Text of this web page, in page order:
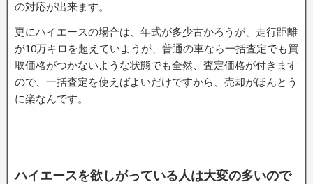
の対応が出来ます。
更にハイエースの場合は、年式が多少古かろうが、走行距離
が10万キロを超えていようが、普通の車なら一括査定でも買
取価格がつかないような状態でも全然、査定価格が付きます
ので、一括査定を使えばよいだけですから、売却がほんとう
に楽なんです。
ハイエースを欲しがっている人は大変の多いので